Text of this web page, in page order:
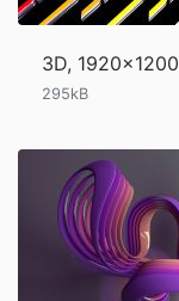
3D, 1920x1200
295kB